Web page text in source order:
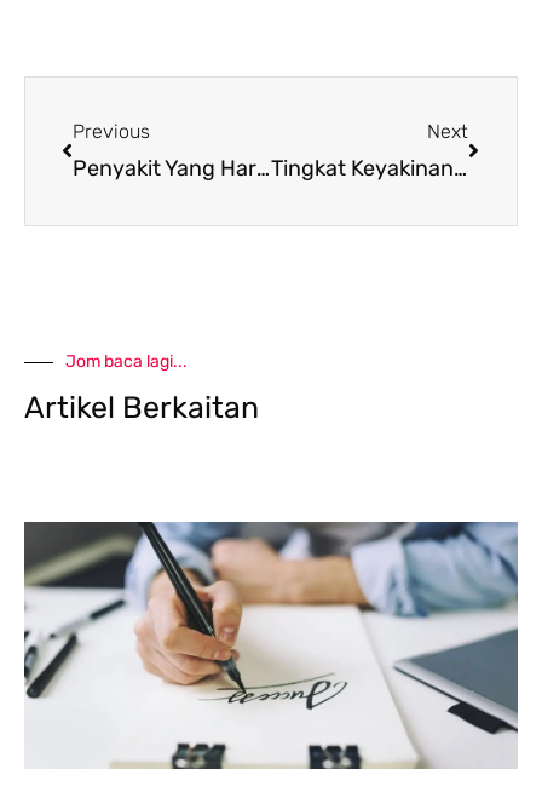
Previous
Penyakit Yang Harus Dielakkan
Next
Tingkat Keyakinan Diri
Jom baca lagi...
Artikel Berkaitan